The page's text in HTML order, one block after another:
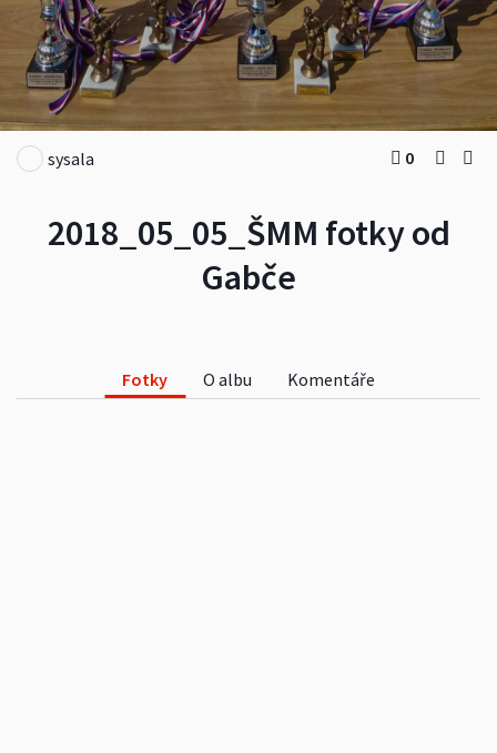
2018_05_05_ŠMM fotky od
Gabče
sysala 0
Fotky O albu Komentáře